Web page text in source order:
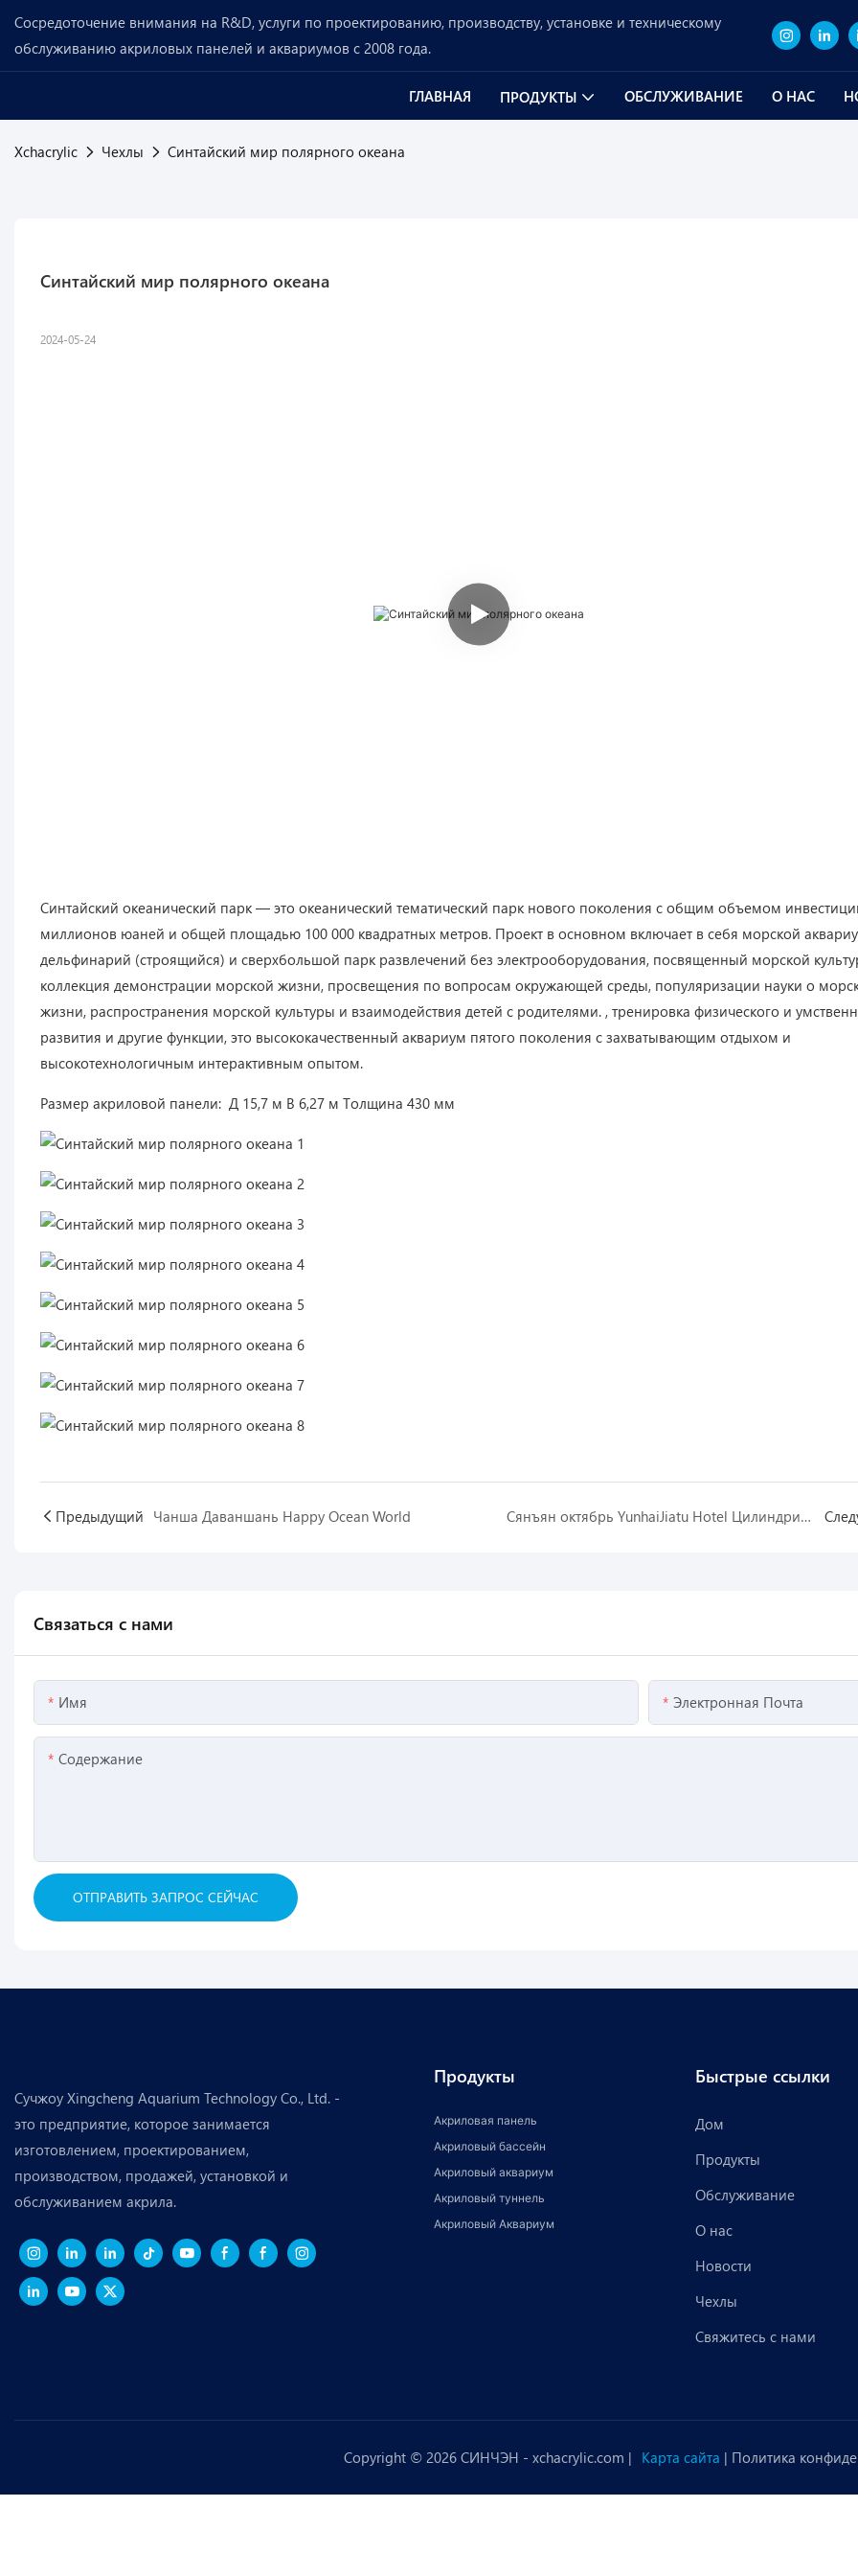
Сосредоточение внимания на R&D, услуги по проектированию, производству, установке и техническому
обслуживанию акриловых панелей и аквариумов с 2008 года.
ГЛАВНАЯ ПРОДУКТЫ ОБСЛУЖИВАНИЕ О НАС
Xchacrylic Чехлы Синтайский мир полярного океана
Синтайский мир полярного океана
2024-05-24
Синтайский океанический парк — это океанический тематический парк нового поколения с общим объемом
миллионов юаней и общей площадью 100 000 квадратных метров. Проект в основном включает в себя морской
дельфинарий (строящийся) и сверхбольшой парк развлечений без электрооборудования, посвященный морской
коллекция демонстрации морской жизни, просвещения по вопросам окружающей среды, популяризации науки о
жизни, распространения морской культуры и взаимодействия детей с родителями. , тренировка физического и
развития и другие функции, это высококачественный аквариум пятого поколения с захватывающим отдыхом и
высокотехнологичным интерактивным опытом.
Размер акриловой панели: Д 15,7 м В 6,27 м Толщина 430 мм
Предыдущий Чанша Даваншань Happy Ocean World Сянъян октябрь YunhaiJiatu Hotel Цилиндрический аквариум
Связаться с нами
Имя Электронная Почта
Содержание
ОТПРАВИТЬ ЗАПРОС СЕЙЧАС
Сучжоу Xingcheng Aquarium Technology Co., Ltd. -
это предприятие, которое занимается
изготовлением, проектированием,
производством, продажей, установкой и
обслуживанием акрила.
Продукты
Акриловая панель
Акриловый бассейн
Акриловый аквариум
Акриловый туннель
Акриловый Аквариум
Быстрые ссылки
Дом
Продукты
Обслуживание
О нас
Новости
Чехлы
Свяжитесь с нами
Copyright © 2026 СИНЧЭН - xchacrylic.com | Карта сайта | Политика